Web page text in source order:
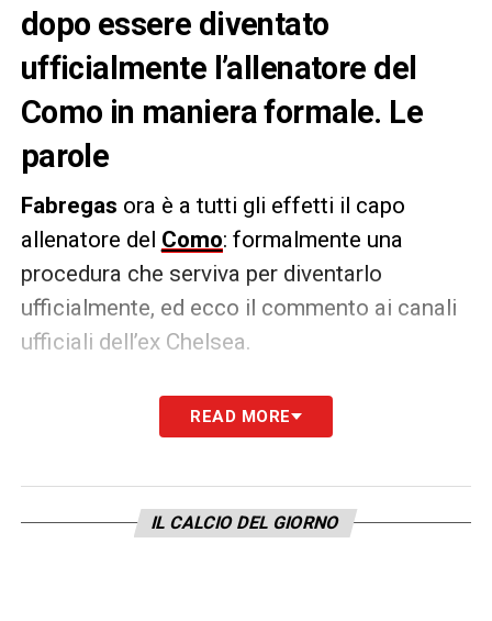
dopo essere diventato
ufficialmente l’allenatore del
Como in maniera formale. Le
parole
Fabregas ora è a tutti gli effetti il capo
allenatore del Como: formalmente una
procedura che serviva per diventarlo
ufficialmente, ed ecco il commento ai canali
ufficiali dell’ex Chelsea.
«Sono molto felice di iniziare questa
stagione come capo allenatore e ringrazio il
gruppo e credo che questo sia solo l’inizio
READ MORE
IL CALCIO DEL GIORNO